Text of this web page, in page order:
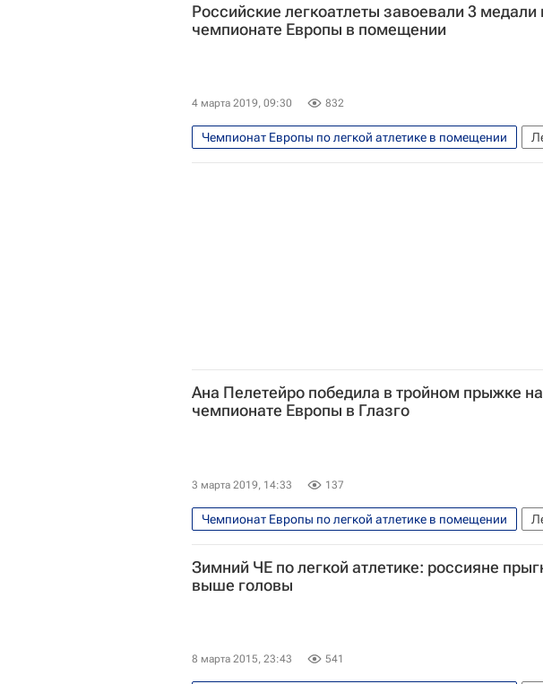
Российские легкоатлеты завоевали 3 медали
чемпионате Европы в помещении
4 марта 2019, 09:30 832
Чемпионат Европы по легкой атлетике в помещении
Всероссийская федерация легкой атлетики (ВФЛА)
Ана Пелетейро победила в тройном прыжке на
чемпионате Европы в Глазго
3 марта 2019, 14:33 137
Чемпионат Европы по легкой атлетике в помещении
Зимний ЧЕ по легкой атлетике: россияне
выше головы
8 марта 2015, 23:43 541